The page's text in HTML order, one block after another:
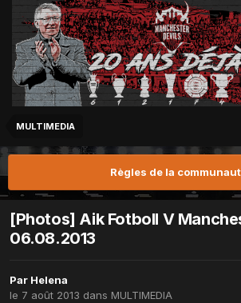
MULTIMEDIA
Règles de la
[Photos] Aik Fotboll V
06.08.2013
Par Helena
le 7 août 2013 dans MULTIMEDIA